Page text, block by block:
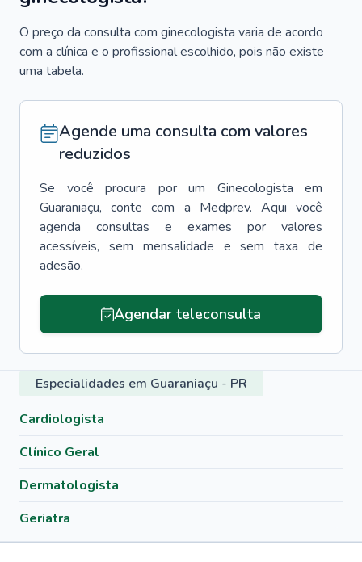
O preço da consulta com ginecologista varia de acordo
com a clínica e o profissional escolhido, pois não existe
uma tabela.
Agende uma consulta com valores
reduzidos
Se você procura por um Ginecologista
em
Guaraniaçu, conte com a Medprev. Aqui você
agenda consultas e exames por valores
acessíveis, sem mensalidade e sem taxa de
adesão.
Agendar teleconsulta
Especialidades em Guaraniaçu - PR
Cardiologista
Clínico Geral
Dermatologista
Geriatra